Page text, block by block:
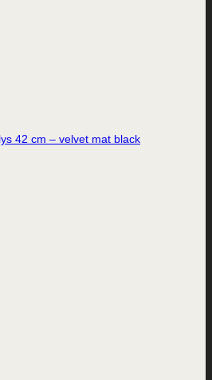
42 cm – velvet mat black